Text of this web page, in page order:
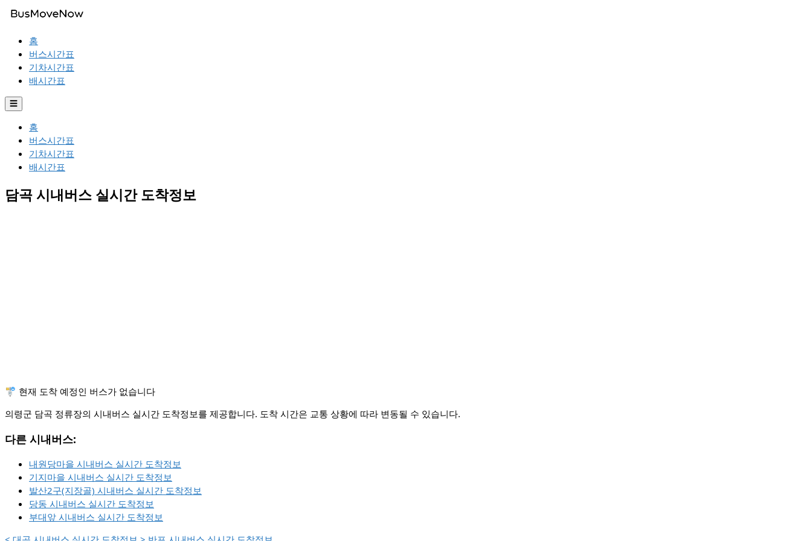
홈
버스시간표
기차시간표
배시간표
☰
홈
버스시간표
기차시간표
배시간표
담곡 시내버스 실시간 도착정보
🚏 현재 도착 예정인 버스가 없습니다
의령군 담곡 정류장의 시내버스 실시간 도착정보를 제공합니다. 도착 시간은 교통 상황에 따라 변동될 수 있습니다.
다른 시내버스:
내원당마을 시내버스 실시간 도착정보
기지마을 시내버스 실시간 도착정보
발산2구(지장골) 시내버스 실시간 도착정보
당동 시내버스 실시간 도착정보
부대앞 시내버스 실시간 도착정보